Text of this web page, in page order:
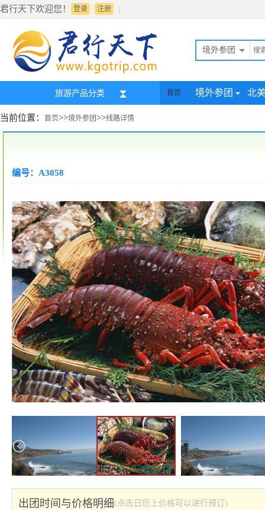
君行天下欢迎您！ 登录 |
注册
境外参团
旅游产品分类 首页 境外参团 北
当前位置： 首页>>境外参团>>线路详情
编号：A3058
出团时间与价格明细(点击日历上价格可以进行预订)